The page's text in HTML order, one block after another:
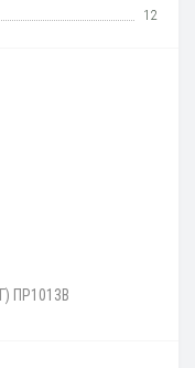
12
ПР1013В